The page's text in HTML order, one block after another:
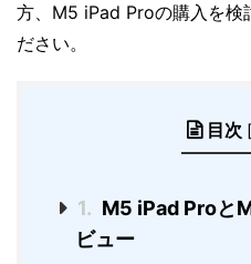
方、M5 iPad Proの購入を検
ださい。
目次 [
1. M5 iPad Proと
ビュー